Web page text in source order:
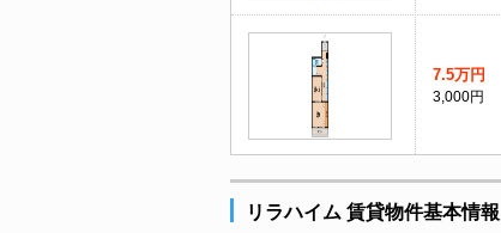
7.5万円
3,000円
リラハイム 賃貸物件基本情報